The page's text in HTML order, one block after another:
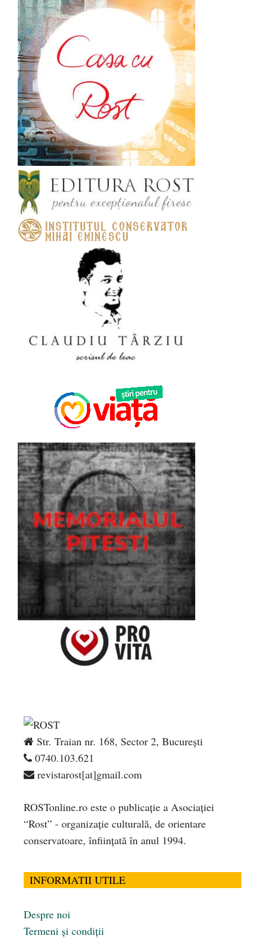
Str. Traian nr. 168, Sector 2, București
0740.103.621
revistarost[at]gmail.com
ROSTonline.ro este o publicaţie a Asociaţiei
“Rost” - organizaţie culturală, de orientare
conservatoare, înfiinţată în anul 1994.
INFORMATII UTILE
Despre noi
Termeni și condiții